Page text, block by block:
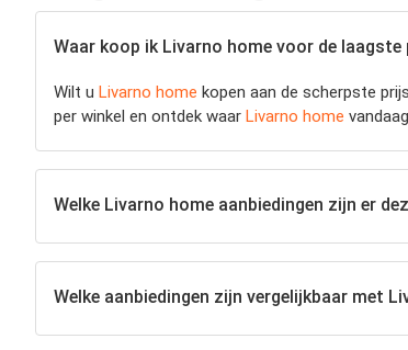
Waar koop ik Livarno home voor de laagste
Wilt u Livarno home kopen aan de scherpste
per winkel en ontdek waar Livarno home
Welke Livarno home aanbiedingen zijn er
Welke aanbiedingen zijn vergelijkbaar met